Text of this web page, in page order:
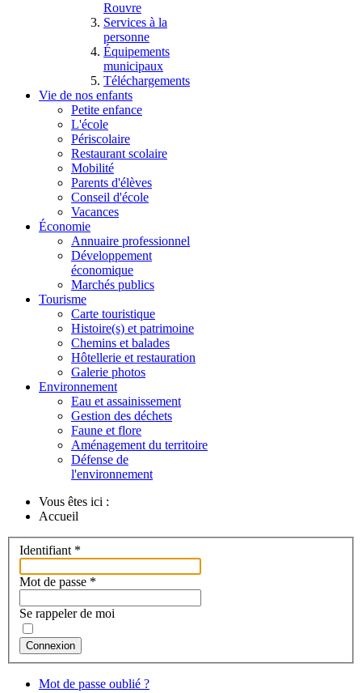
Rouvre
Services à la
personne
Équipements
municipaux
Téléchargements
Vie de nos enfants
Petite enfance
L'école
Périscolaire
Restaurant scolaire
Mobilité
Parents d'élèves
Conseil d'école
Vacances
Économie
Annuaire professionnel
Développement
économique
Marchés publics
Tourisme
Carte touristique
Histoire(s) et patrimoine
Chemins et balades
Hôtellerie et restauration
Galerie photos
Environnement
Eau et assainissement
Gestion des déchets
Faune et flore
Aménagement du territoire
Défense de
l'environnement
Vous êtes ici :
Accueil
Identifiant *
Mot de passe *
Se rappeler de moi
Connexion
Mot de passe oublié ?